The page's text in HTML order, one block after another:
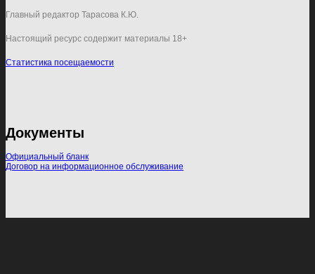
Главный редактор Тарасова К.Ю.
Настоящий ресурс содержит материалы 18+
Статистика посещаемости
Документы
Официальный бланк
Договор на информационное обслуживание